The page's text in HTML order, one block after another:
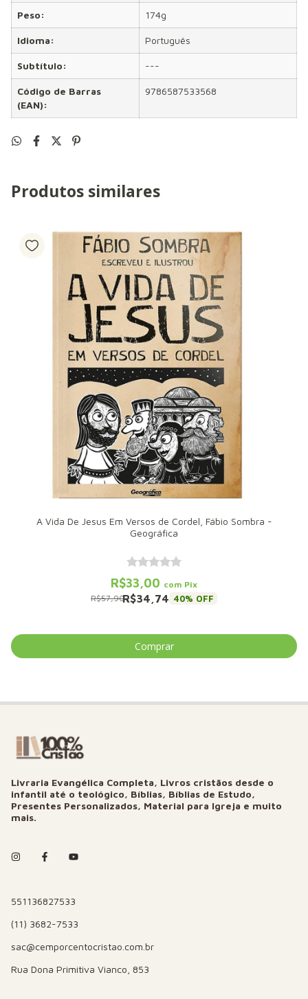
Peso: 174g
Idioma: Português
Subtítulo: ---
Código de Barras
(EAN):
9786587533568
Produtos similares
A Vida De Jesus Em Versos de Cordel, Fábio Sombra -
Geográfica
R$34,74
R$57,90 40% OFF
R$33,00 com Pix
Livraria Evangélica Completa, Livros cristãos desde o
infantil até o teológico, Bíblias, Bíblias de Estudo,
Presentes Personalizados, Material para Igreja e muito
mais.
551136827533
(11) 3682-7533
sac@cemporcentocristao.com.br
Rua Dona Primitiva Vianco, 853